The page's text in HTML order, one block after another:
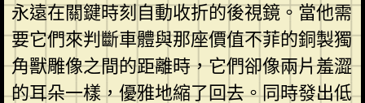
永遠在關鍵時刻自動收折的後視鏡。當他需
要它們來判斷車體與那座價值不菲的銅製獨
角獸雕像之間的距離時，它們卻像兩片羞澀
的耳朵一樣，優雅地縮了回去。同時發出低